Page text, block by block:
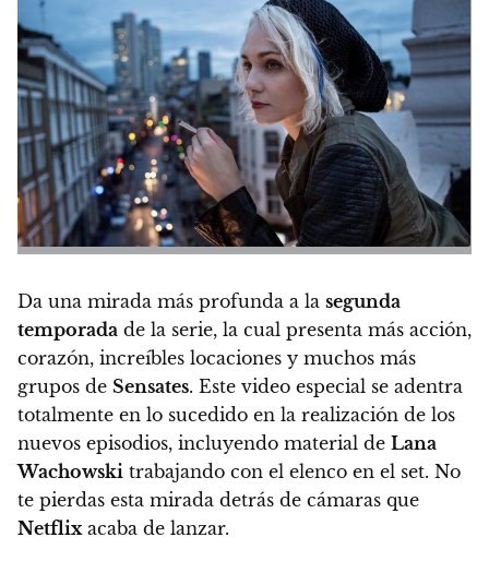
Da una mirada más profunda a la segunda
temporada de la serie, la cual presenta más acción,
corazón, increíbles locaciones y muchos más
grupos de Sensates. Este video especial se adentra
totalmente en lo sucedido en la realización de los
nuevos episodios, incluyendo material de Lana
Wachowski trabajando con el elenco en el set. No
te pierdas esta mirada detrás de cámaras que
Netflix acaba de lanzar.